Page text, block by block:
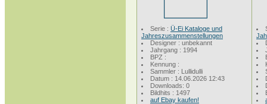
Serie : Ü-Ei Kataloge und
Jahreszusammenstellungen
Designer : unbekannt
Jahrgang : 1994
BPZ :
Kennung :
Sammler : Lullidulli
Datum : 14.06.2026 12:43
Downloads: 0
Bildhits : 1497
auf Ebay kaufen!